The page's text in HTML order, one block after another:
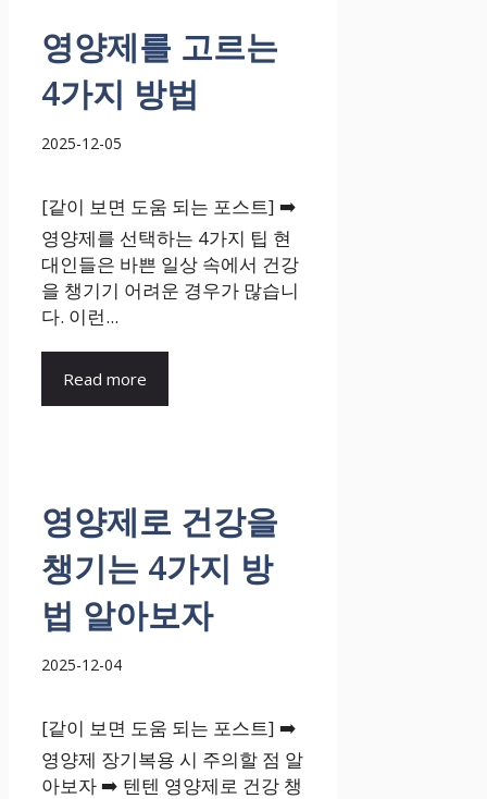
영양제를 고르는
4가지 방법
2025-12-05
[같이 보면 도움 되는 포스트] ➡️
영양제를 선택하는 4가지 팁 현
대인들은 바쁜 일상 속에서 건강
을 챙기기 어려운 경우가 많습니
다. 이런...
Read more
영양제로 건강을
챙기는 4가지 방
법 알아보자
2025-12-04
[같이 보면 도움 되는 포스트] ➡️
영양제 장기복용 시 주의할 점 알
아보자 ➡️ 텐텐 영양제로 건강 챙